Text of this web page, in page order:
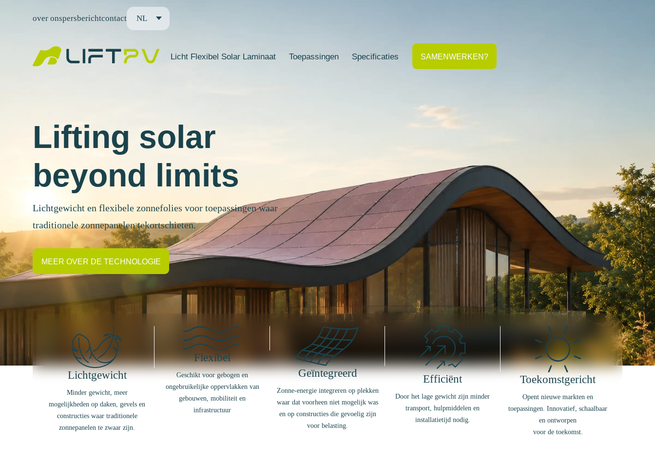
over onspersberichtcontact NL
Licht Flexibel Solar Laminaat Toepassingen Specificaties SAMENWERKEN?
Lifting solar
beyond limits
Lichtgewicht en flexibele zonnefolies voor toepassingen waar
traditionele zonnepanelen tekortschieten.
MEER OVER DE TECHNOLOGIE
Lichtgewicht
Minder gewicht, meer
mogelijkheden op daken, gevels en
constructies waar traditionele
zonnepanelen te zwaar zijn.
Flexibel
Geschikt voor gebogen en
ongebruikelijke oppervlakken van
gebouwen, mobiliteit en
infrastructuur
Geïntegreerd
Zonne-energie integreren op plekken
waar dat voorheen niet mogelijk was
en op constructies die gevoelig zijn
voor belasting.
Efficiënt
Door het lage gewicht zijn minder
transport, hulpmiddelen en
installatietijd nodig.
Toekomstgericht
Opent nieuwe markten en
toepassingen. Innovatief, schaalbaar
en ontworpen
voor de toekomst.